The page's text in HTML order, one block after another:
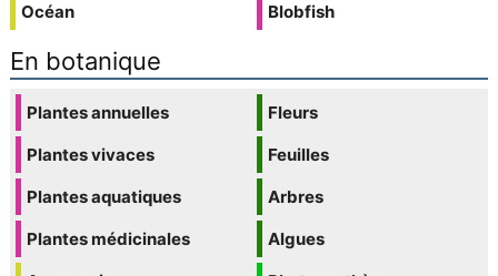
Océan
Blobfish
En botanique
Plantes annuelles
Plantes vivaces
Plantes aquatiques
Plantes médicinales
Fleurs
Feuilles
Arbres
Algues